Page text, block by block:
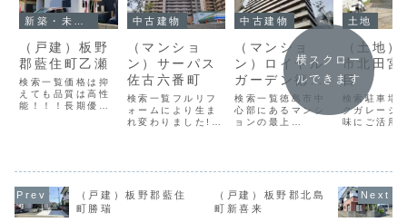
（戸建）板野
郡藍住町乙瀬
検索一覧価格は抑
えても品質は高性
能！！！長期優良
2026年現況・引
渡空室・相談（基
本情報）都市計画
中古建物
（マンショ
ン）サーパス
佐古六番町
検索一覧フルリフ
ォームにより生ま
れ変わりました!!!
2002年現況・引
渡空室・相談（基
中古建物
（マンショ
ン）ロイヤル
ガーデン徳島
駅西
検索一覧徳島市中
心部にあるマンシ
ョンの最上
構 造RC造15階
建／15階間取り
2LDK築年数2017
土地
（土地
市北田宮
目
検索駐車場
クガレージ
味にご活用
談（基本情
市計画市街
用途地域1
横スクロー
ルできます
（戸建）板野郡藍住
町勝瑞
（戸建）板野郡北島
町新喜来